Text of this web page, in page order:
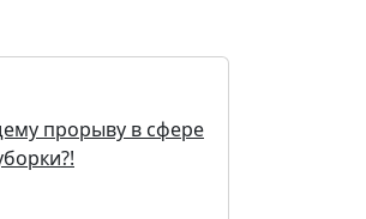
прорыву в сфере